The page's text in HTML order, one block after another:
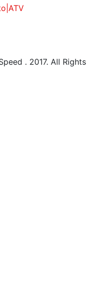
. 2017. All Rights